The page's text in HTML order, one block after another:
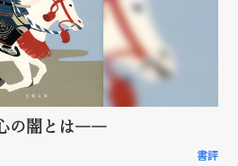
の闇とは――
書評